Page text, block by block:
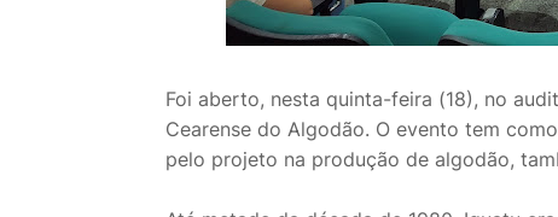
Foi aberto, nesta quinta-feira (18), no
Cearense do Algodão. O evento tem
pelo projeto na produção de algodão,